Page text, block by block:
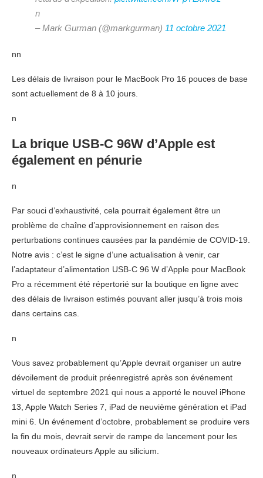
n
– Mark Gurman (@markgurman) 11 octobre 2021
nn
Les délais de livraison pour le MacBook Pro 16 pouces de base
sont actuellement de 8 à 10 jours.
n
La brique USB-C 96W d’Apple est
également en pénurie
n
Par souci d’exhaustivité, cela pourrait également être un
problème de chaîne d’approvisionnement en raison des
perturbations continues causées par la pandémie de COVID-19.
Notre avis : c’est le signe d’une actualisation à venir, car
l’adaptateur d’alimentation USB-C 96 W d’Apple pour MacBook
Pro a récemment été répertorié sur la boutique en ligne avec
des délais de livraison estimés pouvant aller jusqu’à trois mois
dans certains cas.
n
Vous savez probablement qu’Apple devrait organiser un autre
dévoilement de produit préenregistré après son événement
virtuel de septembre 2021 qui nous a apporté le nouvel iPhone
13, Apple Watch Series 7, iPad de neuvième génération et iPad
mini 6. Un événement d’octobre, probablement se produire vers
la fin du mois, devrait servir de rampe de lancement pour les
nouveaux ordinateurs Apple au silicium.
n